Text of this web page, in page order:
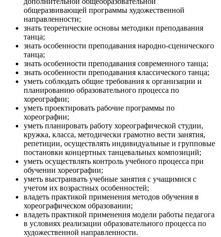
общеразвивающей программы художественной
направленности;
знать теоретические основы методики преподавания
танца;
знать особенности преподавания народно-сценического
танца;
знать особенности преподавания современного танца;
знать особенности преподавания классического танца;
уметь соблюдать общие требования к организации и
планированию образовательного процесса по
хореографии;
уметь проектировать рабочие программы по
хореографии;
уметь планировать работу хореографической студии,
кружка, класса, методически грамотно вести занятия,
репетиции, осуществлять индивидуальные и групповые
постановки концертных танцевальных композиций;
уметь осуществлять контроль учебного процесса при
обучении хореографии;
уметь выстраивать учебные занятия с учащимися с
учетом их возрастных особенностей;
владеть практикой применения методов обучения в
хореографическом образовании;
владеть практикой применения модели работы педагога
в условиях реализации образовательного процесса по
художественной направленности.